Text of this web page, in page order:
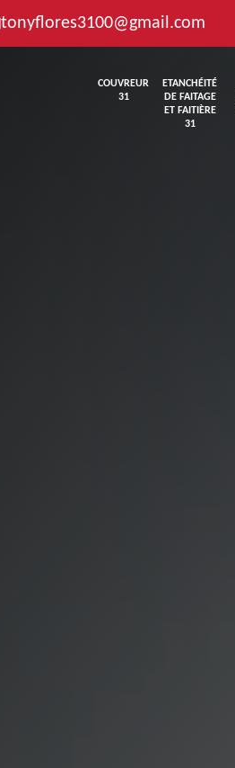
tonyflores3100@gmail.com
COUVREUR
31
ETANCHÉITÉ
DE FAITAGE
ET FAITIÈRE
31